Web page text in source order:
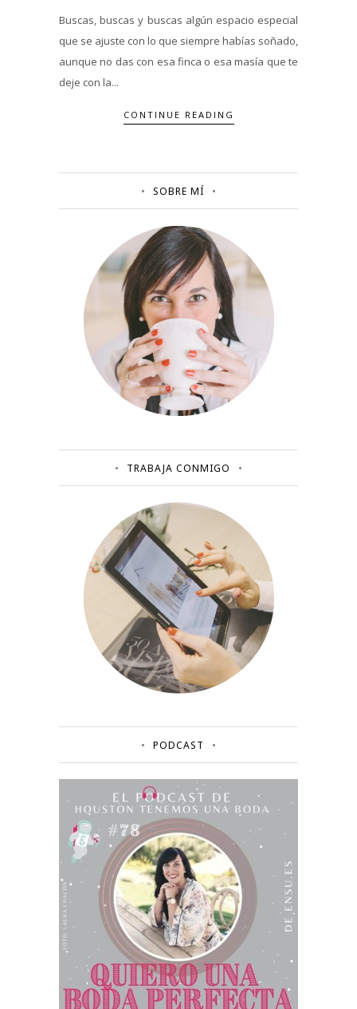
Buscas, buscas y buscas algún espacio especial
que se ajuste con lo que siempre habías soñado,
aunque no das con esa finca o esa masía que te
deje con la...
CONTINUE READING
SOBRE MÍ
TRABAJA CONMIGO
PODCAST